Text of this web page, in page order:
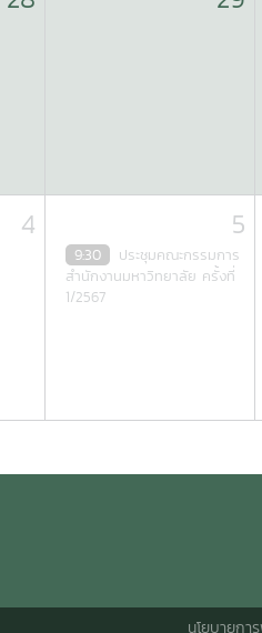
4 5
9:30
ประชุมคณะกรรมการ
สำนักงานมหาวิทยาลัย ครั้งที่
1/2567
นโยบายก